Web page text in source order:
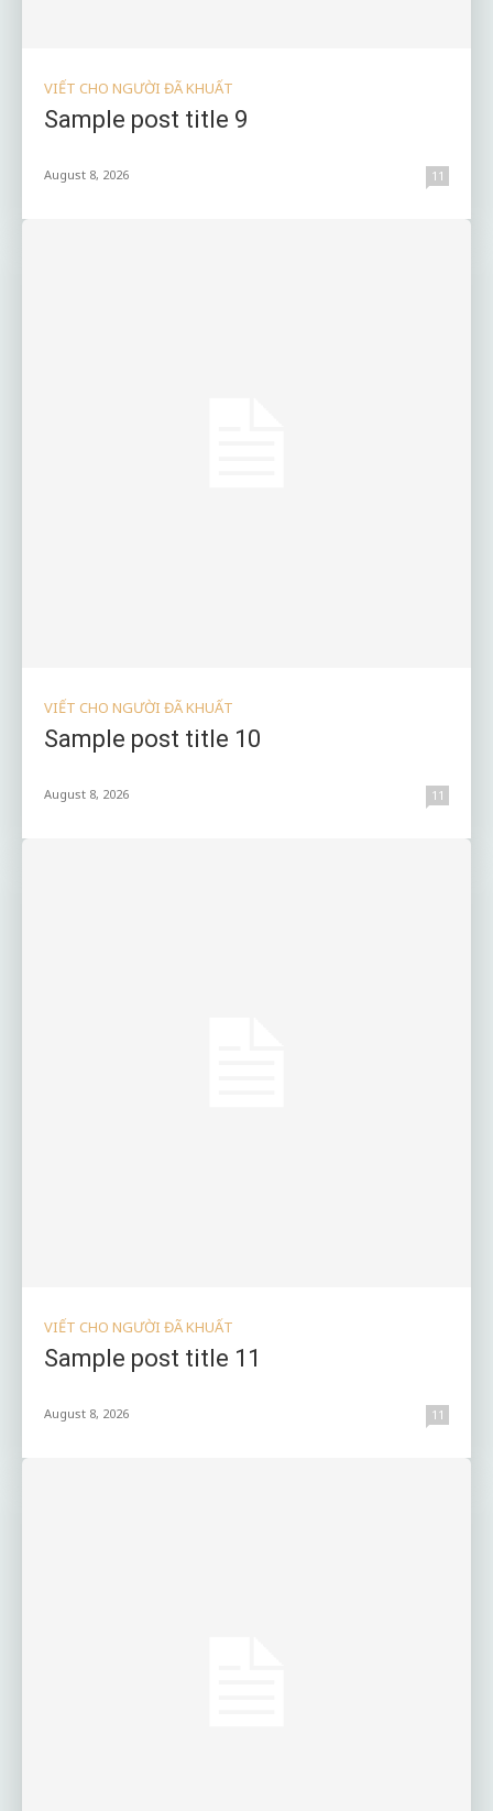
VIẾT CHO NGƯỜI ĐÃ KHUẤT
Sample post title 9
August 8, 2026 11
VIẾT CHO NGƯỜI ĐÃ KHUẤT
Sample post title 10
August 8, 2026 11
VIẾT CHO NGƯỜI ĐÃ KHUẤT
Sample post title 11
August 8, 2026 11